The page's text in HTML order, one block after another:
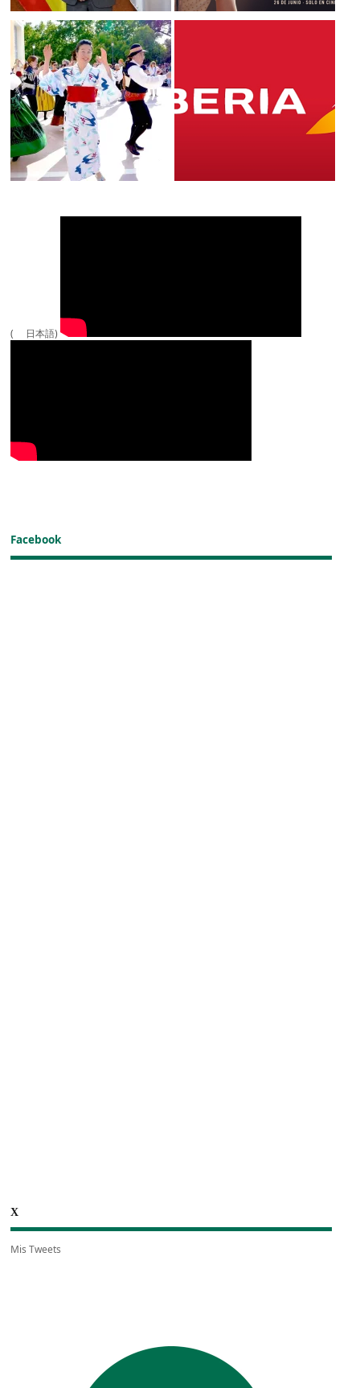
( 日本語)
Facebook
X
Mis Tweets